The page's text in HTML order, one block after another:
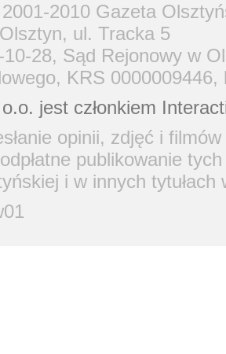
2010 Gazeta
ul. Tracka 5
28, Sąd Rejonowy w
KRS 0000009446,
jest członkiem
opinii, zdjęć i
publikowanie
i w innych